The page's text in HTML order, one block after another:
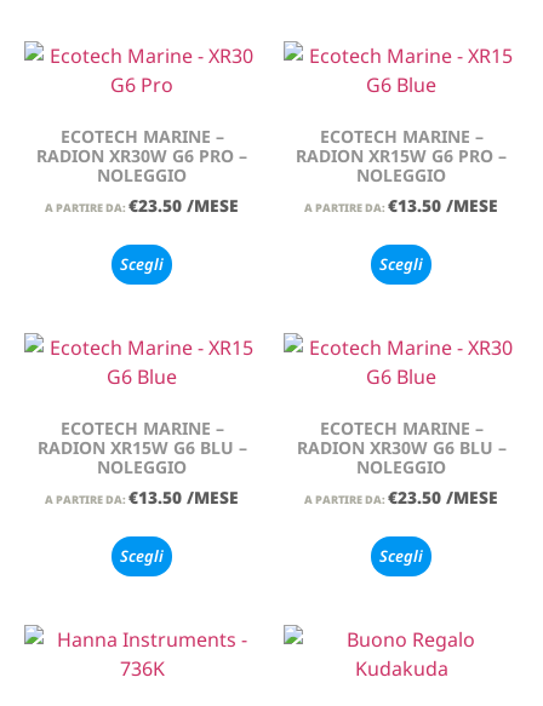
ECOTECH MARINE –
RADION XR30W G6 PRO –
NOLEGGIO
A PARTIRE DA: €23.50 /MESE
Scegli
ECOTECH MARINE –
RADION XR15W G6 PRO –
NOLEGGIO
A PARTIRE DA: €13.50 /MESE
Scegli
ECOTECH MARINE –
RADION XR15W G6 BLU –
NOLEGGIO
A PARTIRE DA: €13.50 /MESE
Scegli
ECOTECH MARINE –
RADION XR30W G6 BLU –
NOLEGGIO
A PARTIRE DA: €23.50 /MESE
Scegli